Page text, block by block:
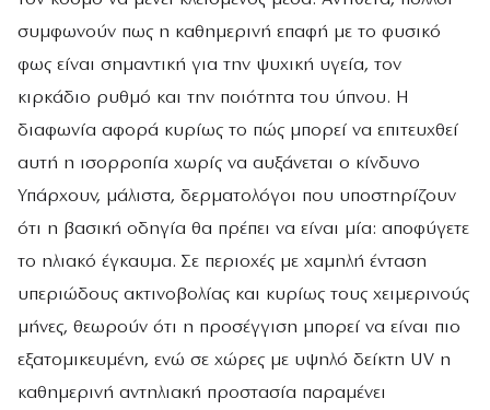
συμφωνούν πως η καθημερινή επαφή με το φυσικό
φως είναι σημαντική για την ψυχική υγεία, τον
κιρκάδιο ρυθμό και την ποιότητα του ύπνου. Η
διαφωνία αφορά κυρίως το πώς μπορεί να επιτευχθεί
αυτή η ισορροπία χωρίς να αυξάνεται ο κίνδυνο
Υπάρχουν, μάλιστα, δερματολόγοι που υποστηρίζουν
ότι η βασική οδηγία θα πρέπει να είναι μία: αποφύγετε
το ηλιακό έγκαυμα. Σε περιοχές με χαμηλή ένταση
υπεριώδους ακτινοβολίας και κυρίως τους χειμερινούς
μήνες, θεωρούν ότι η προσέγγιση μπορεί να είναι πιο
εξατομικευμένη, ενώ σε χώρες με υψηλό δείκτη UV η
καθημερινή αντηλιακή προστασία παραμένει